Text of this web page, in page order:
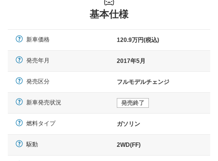
基本仕様
新車価格 120.9万円(税込)
発売年月 2017年5月
発売区分 フルモデルチェンジ
新車発売状況 発売終了
燃料タイプ ガソリン
駆動 2WD(FF)